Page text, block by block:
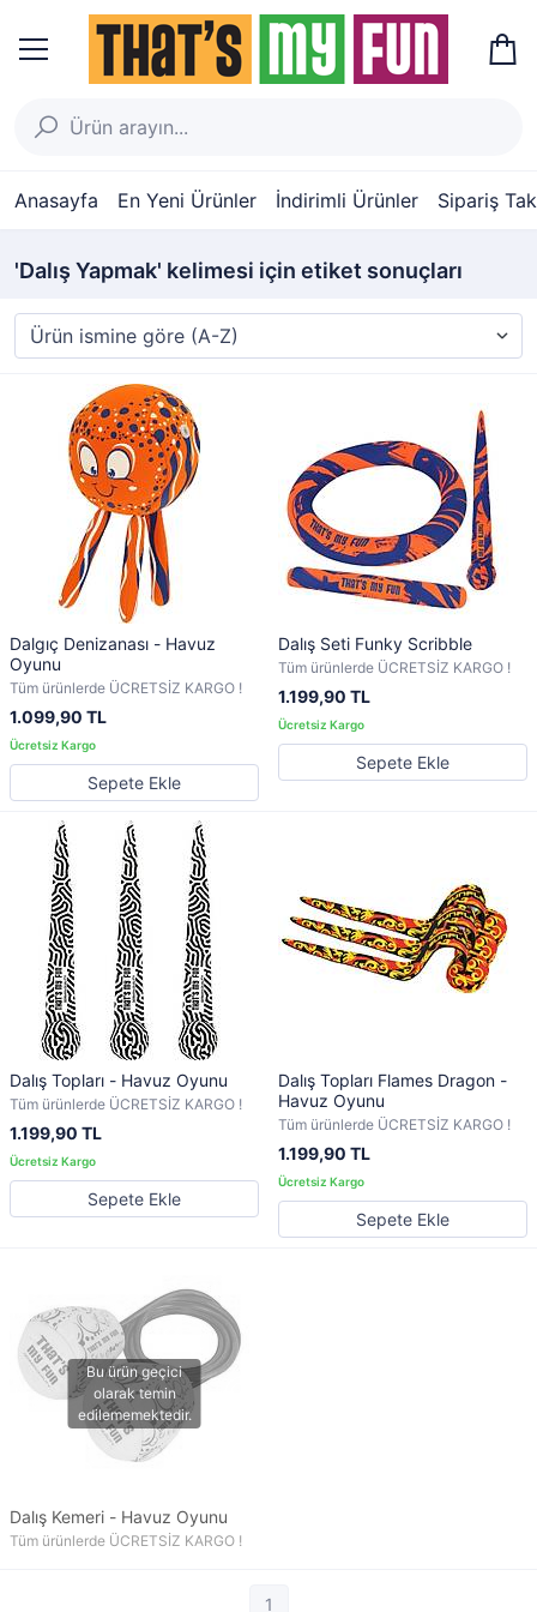
Anasayfa En Yeni Ürünler İndirimli Ürünler Sipariş
'Dalış Yapmak' kelimesi için etiket sonuçları
Dalgıç Denizanası - Havuz
Oyunu
Tüm ürünlerde ÜCRETSİZ KARGO !
1.099,90 TL
Sepete Ekle
Dalış Seti Funky Scribble
Tüm ürünlerde ÜCRETSİZ KARGO !
1.199,90 TL
Sepete Ekle
Dalış Topları - Havuz Oyunu
Tüm ürünlerde ÜCRETSİZ KARGO !
1.199,90 TL
Sepete Ekle
Dalış Topları Flames Dragon -
Havuz Oyunu
Tüm ürünlerde ÜCRETSİZ KARGO !
1.199,90 TL
Sepete Ekle
Dalış Kemeri - Havuz Oyunu
Tüm ürünlerde ÜCRETSİZ KARGO !
1